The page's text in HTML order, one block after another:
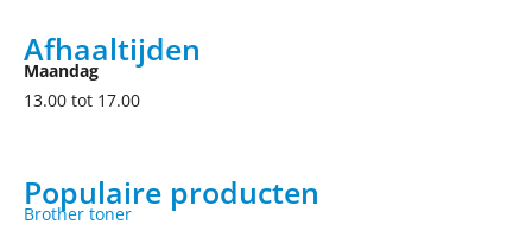
Afhaaltijden
Maandag
13.00 tot 17.00
Populaire producten
Brother toner